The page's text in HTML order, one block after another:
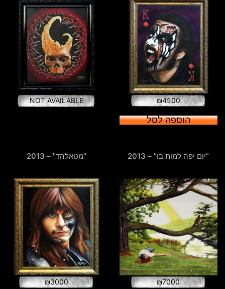
₪4500
הוספה לסל
NOT AVAILABLE
"יום יפה למות בו" – 2013
₪7000
"מטאלהד" – 2013
₪3000